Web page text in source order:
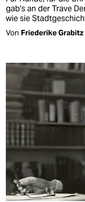
gab's an der Trave
wie sie
Von Friederike Grabitz